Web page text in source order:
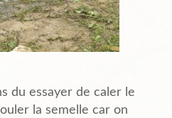
du essayer de caler le
la semelle car on